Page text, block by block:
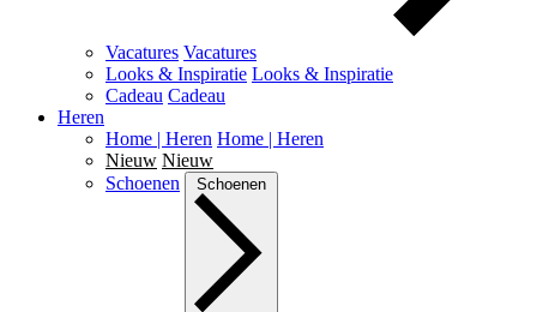
Vacatures Vacatures
Looks & Inspiratie Looks & Inspiratie
Cadeau Cadeau
Heren
Home | Heren Home | Heren
Nieuw Nieuw
Schoenen
Schoenen